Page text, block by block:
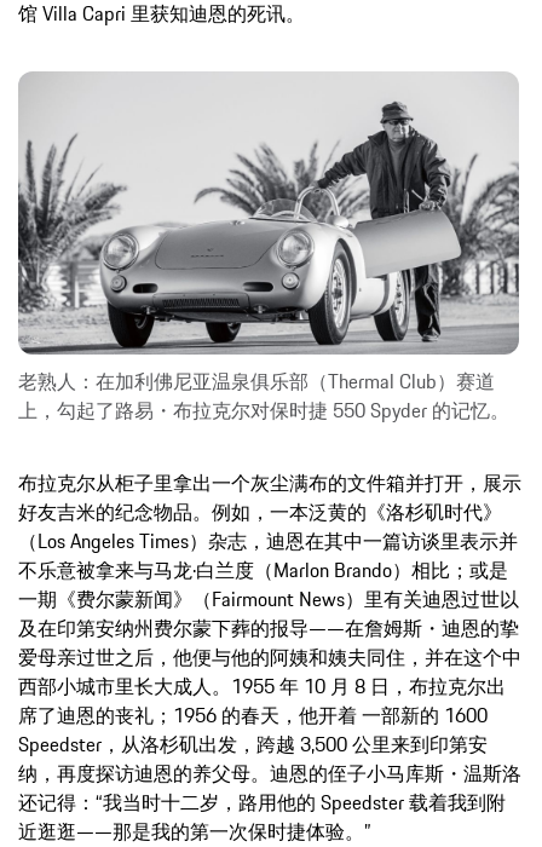
馆 Villa Capri 里获知迪恩的死讯。
老熟人：在加利佛尼亚温泉俱乐部（Thermal Club）赛道
上，勾起了路易・布拉克尔对保时捷 550 Spyder 的记忆。
布拉克尔从柜子里拿出一个灰尘满布的文件箱并打开，展示
好友吉米的纪念物品。例如，一本泛黄的《洛杉矶时代》
（Los Angeles Times）杂志，迪恩在其中一篇访谈里表示并
不乐意被拿来与马龙·白兰度（Marlon Brando）相比；或是
一期《费尔蒙新闻》（Fairmount News）里有关迪恩过世以
及在印第安纳州费尔蒙下葬的报导——在詹姆斯・迪恩的挚
爱母亲过世之后，他便与他的阿姨和姨夫同住，并在这个中
西部小城市里长大成人。1955 年 10 月 8 日，布拉克尔出
席了迪恩的丧礼；1956 的春天，他开着 一部新的 1600
Speedster，从洛杉矶出发，跨越 3,500 公里来到印第安
纳，再度探访迪恩的养父母。迪恩的侄子小马库斯・温斯洛
还记得：“我当时十二岁，路用他的 Speedster 载着我到附
近逛逛——那是我的第一次保时捷体验。”